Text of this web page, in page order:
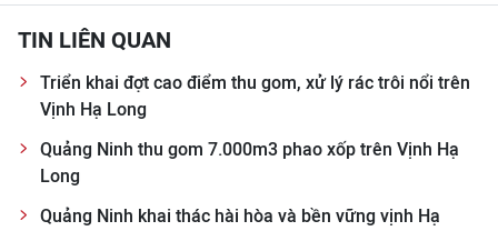
TIN LIÊN QUAN
Triển khai đợt cao điểm thu gom, xử lý rác trôi nổi trên
Vịnh Hạ Long
Quảng Ninh thu gom 7.000m3 phao xốp trên Vịnh Hạ
Long
Quảng Ninh khai thác hài hòa và bền vững vịnh Hạ